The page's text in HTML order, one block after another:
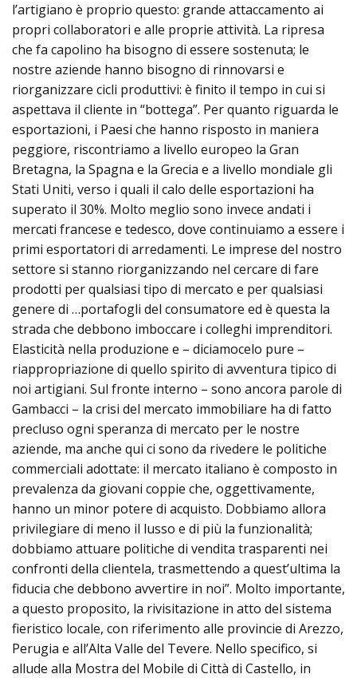
l’artigiano è proprio questo: grande attaccamento ai
propri collaboratori e alle proprie attività. La ripresa
che fa capolino ha bisogno di essere sostenuta; le
nostre aziende hanno bisogno di rinnovarsi e
riorganizzare cicli produttivi: è finito il tempo in cui si
aspettava il cliente in “bottega”. Per quanto riguarda le
esportazioni, i Paesi che hanno risposto in maniera
peggiore, riscontriamo a livello europeo la Gran
Bretagna, la Spagna e la Grecia e a livello mondiale gli
Stati Uniti, verso i quali il calo delle esportazioni ha
superato il 30%. Molto meglio sono invece andati i
mercati francese e tedesco, dove continuiamo a essere i
primi esportatori di arredamenti. Le imprese del nostro
settore si stanno riorganizzando nel cercare di fare
prodotti per qualsiasi tipo di mercato e per qualsiasi
genere di …portafogli del consumatore ed è questa la
strada che debbono imboccare i colleghi imprenditori.
Elasticità nella produzione e – diciamocelo pure –
riappropriazione di quello spirito di avventura tipico di
noi artigiani. Sul fronte interno – sono ancora parole di
Gambacci – la crisi del mercato immobiliare ha di fatto
precluso ogni speranza di mercato per le nostre
aziende, ma anche qui ci sono da rivedere le politiche
commerciali adottate: il mercato italiano è composto in
prevalenza da giovani coppie che, oggettivamente,
hanno un minor potere di acquisto. Dobbiamo allora
privilegiare di meno il lusso e di più la funzionalità;
dobbiamo attuare politiche di vendita trasparenti nei
confronti della clientela, trasmettendo a quest’ultima la
fiducia che debbono avvertire in noi”. Molto importante,
a questo proposito, la rivisitazione in atto del sistema
fieristico locale, con riferimento alle provincie di Arezzo,
Perugia e all’Alta Valle del Tevere. Nello specifico, si
allude alla Mostra del Mobile di Città di Castello, in